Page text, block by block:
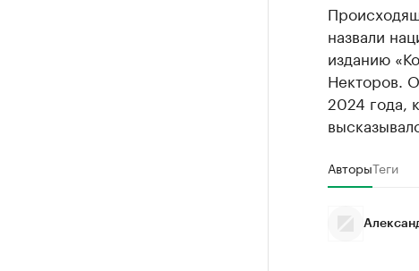
назвали
изданию
Некторов.
2024 года,
АвторыТеги